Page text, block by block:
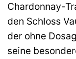
Chardonnay-
den Schloss
der ohne
seine